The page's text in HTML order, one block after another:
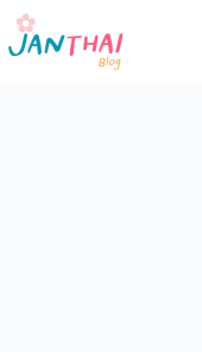
Skip
content